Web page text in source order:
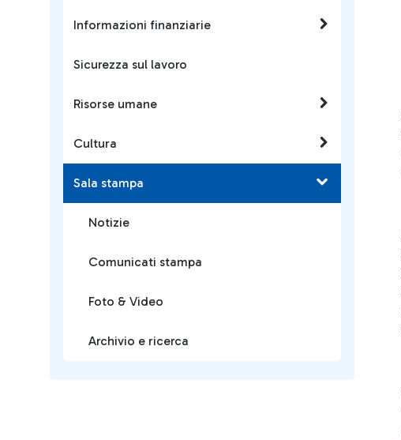
Informazioni finanziarie
Sicurezza sul lavoro
Risorse umane
Cultura
Sala stampa
Notizie
Comunicati stampa
Foto & Video
Archivio e ricerca